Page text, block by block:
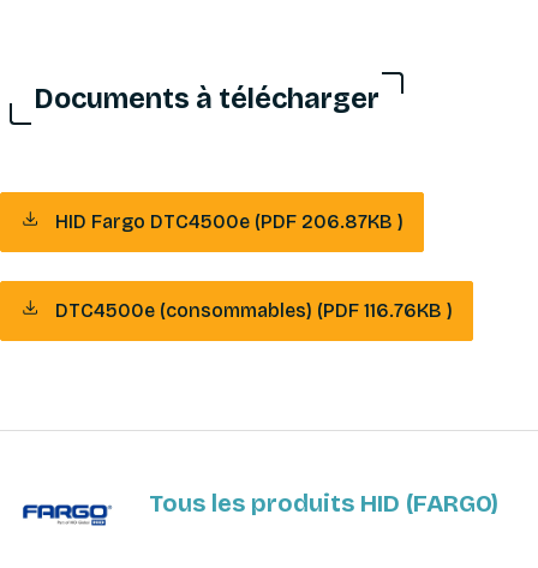
Documents à télécharger
HID Fargo DTC4500e (PDF 206.87KB )
DTC4500e (consommables) (PDF 116.76KB )
Tous les produits HID (FARGO)